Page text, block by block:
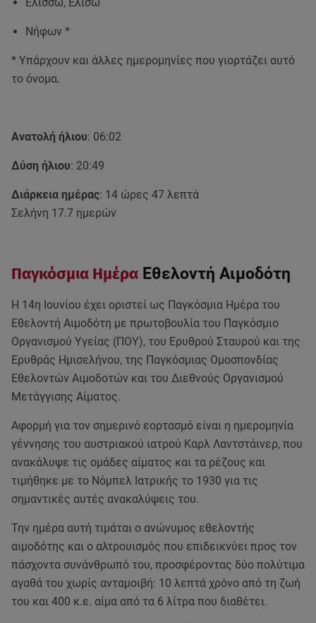
Νήφων *
* Υπάρχουν και άλλες ημερομηνίες που γιορτάζει αυτό
το όνομα.
Ανατολή ήλιου: 06:02
Δύση ήλιου: 20:49
Διάρκεια ημέρας: 14 ώρες 47 λεπτά
Σελήνη 17.7 ημερών
Παγκόσμια Ημέρα Εθελοντή Αιμοδότη
Η 14η Ιουνίου έχει οριστεί ως Παγκόσμια Ημέρα του
Εθελοντή Αιμοδότη με πρωτοβουλία του Παγκόσμιο
Οργανισμού Υγείας (ΠΟΥ), του Ερυθρού Σταυρού και της
Ερυθράς Ημισελήνου, της Παγκόσμιας Ομοσπονδίας
Εθελοντών Αιμοδοτών και του Διεθνούς Οργανισμού
Μετάγγισης Αίματος.
Αφορμή για τον σημερινό εορτασμό είναι η ημερομηνία
γέννησης του αυστριακού ιατρού Καρλ Λαντστάινερ, που
ανακάλυψε τις ομάδες αίματος και τα ρέζους και
τιμήθηκε με το Νόμπελ Ιατρικής το 1930 για τις
σημαντικές αυτές ανακαλύψεις του.
Την ημέρα αυτή τιμάται ο ανώνυμος εθελοντής
αιμοδότης και ο αλτρουισμός που επιδεικνύει προς τον
πάσχοντα συνάνθρωπό του, προσφέροντας δύο πολύτιμα
αγαθά του χωρίς ανταμοιβή: 10 λεπτά χρόνο από τη ζωή
του και 400 κ.ε. αίμα από τα 6 λίτρα που διαθέτει.